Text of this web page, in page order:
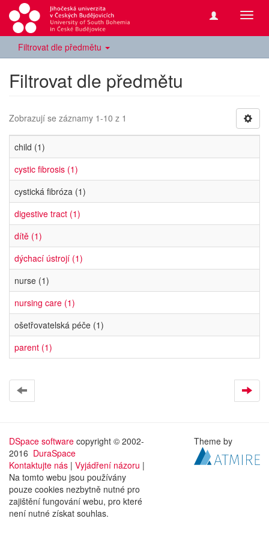
Filtrovat dle předmětu
Filtrovat dle předmětu
Zobrazují se záznamy 1-10 z 1
child (1)
cystic fibrosis (1)
cystická fibróza (1)
digestive tract (1)
dítě (1)
dýchací ústrojí (1)
nurse (1)
nursing care (1)
ošetřovatelská péče (1)
parent (1)
DSpace software copyright © 2002-
2016 DuraSpace
Kontaktujte nás | Vyjádření názoru |
Na tomto webu jsou používány
pouze cookies nezbytně nutné pro
zajištění fungování webu, pro které
není nutné získat souhlas.
Theme by